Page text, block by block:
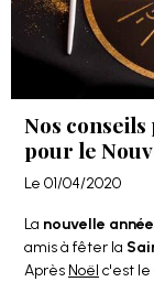
Nos
pour le
Le 01/04/2020
La nouvelle année
amis à fêter la
Après Noël c'est